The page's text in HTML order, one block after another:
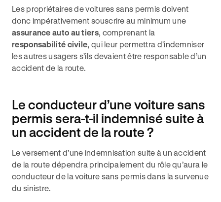
Les propriétaires de voitures sans permis doivent
donc impérativement souscrire au minimum une
assurance auto au tiers, comprenant la
responsabilité civile, qui leur permettra d'indemniser
les autres usagers s’ils devaient être responsable d’un
accident de la route.
Le conducteur d’une voiture sans
permis sera-t-il indemnisé suite à
un accident de la route ?
Le versement d’une indemnisation suite à un accident
de la route dépendra principalement du rôle qu’aura le
conducteur de la voiture sans permis dans la survenue
du sinistre.